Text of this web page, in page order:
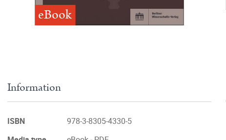
eBook
Information
ISBN
978-3-8305-4330-5